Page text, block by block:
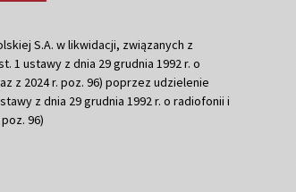
S.A. w likwidacji, związanych z
1 ustawy z dnia 29 grudnia 1992 r. o
z 2024 r. poz. 96) poprzez udzielenie
z dnia 29 grudnia 1992 r. o radiofonii i
96)